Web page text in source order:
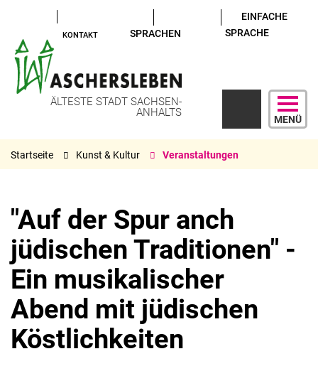
KONTAKT SPRACHEN
EINFACHE
SPRACHE
ÄLTESTE STADT SACHSEN-
ANHALTS
MENÜ
Startseite Kunst & Kultur Veranstaltungen
"Auf der Spur anch
jüdischen Traditionen" -
Ein musikalischer
Abend mit jüdischen
Köstlichkeiten